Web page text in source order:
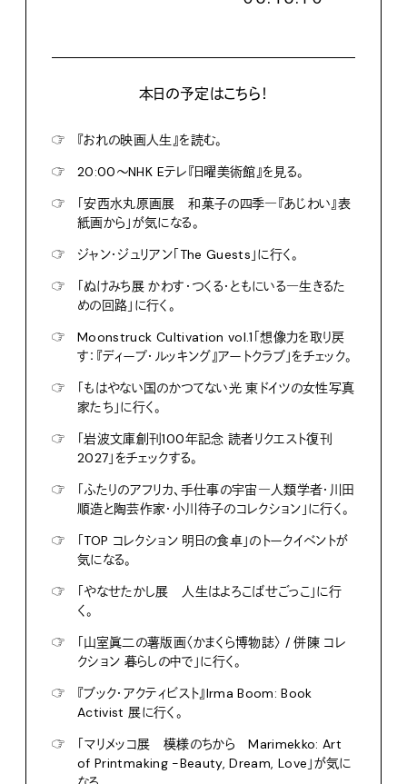
本日の予定はこちら！
☞
『おれの映画人生』を読む。
☞
20:00〜NHK Eテレ『日曜美術館』を見る。
☞
「安西水丸原画展 和菓子の四季―『あじわい』表
紙画から」が気になる。
☞
ジャン・ジュリアン「The Guests」に行く。
☞
「ぬけみち展 かわす・つくる・ともにいる―生きるた
めの回路」に行く。
☞
Moonstruck Cultivation vol.1「想像力を取り戻
す：『ディープ・ルッキング』アートクラブ」をチェック。
☞
「もはやない国のかつてない光 東ドイツの女性写真
家たち」に行く。
☞
「岩波文庫創刊100年記念 読者リクエスト復刊
2027」をチェックする。
☞
「ふたりのアフリカ、手仕事の宇宙―人類学者・川田
順造と陶芸作家・小川待子のコレクション」に行く。
☞
「TOP コレクション 明日の食卓」のトークイベントが
気になる。
☞
「やなせたかし展 人生はよろこばせごっこ」に行
く。
☞
「山室眞二の薯版画〈かまくら博物誌〉 / 併陳 コレ
クション 暮らしの中で」に行く。
☞
『ブック・アクティビスト』Irma Boom: Book
Activist 展に行く。
☞
「マリメッコ展 模様のちから Marimekko: Art
of Printmaking -Beauty, Dream, Love」が気に